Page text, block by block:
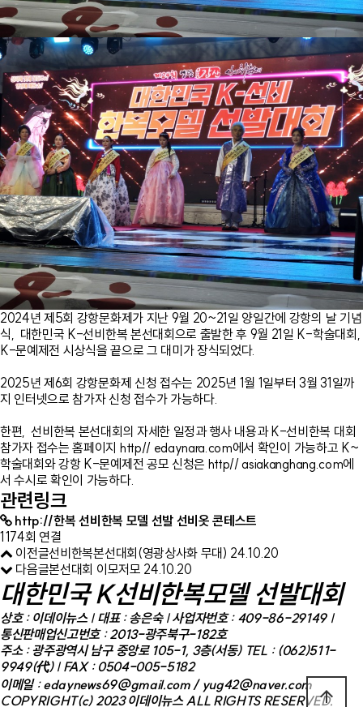
2024년 제5회 강항문화제가 지난 9월 20~21일 양일간에 강항의 날 기념
식, 대한민국 K-선비한복 본선대회으로 출발한 후 9월 21일 K-학술대회,
K-문예제전 시상식을 끝으로 그 대미가 장식되었다.
2025년 제6회 강항문화제 신청 접수는 2025년 1월 1일부터 3월 31일까
지 인터넷으로 참가자 신청 접수가 가능하다.
한편, 선비한복 본선대회의 자세한 일정과 행사 내용과 K-선비한복 대회
참가자 접수는 홈페이지 http// edaynara.com에서 확인이 가능하고 K~
학술대회와 강항 K-문예제전 공모 신청은 http// asiakanghang.com에
서 수시로 확인이 가능하다.
관련링크
http://한복 선비한복 모델 선발 선비옷 콘테스트
1174회 연결
이전글선비한복본선대회(영광상사화 무대) 24.10.20
다음글본선대회 이모저모 24.10.20
arrow_upward
대한민국 K선비한복모델 선발대회
상호 : 이데이뉴스 | 대표 : 송은숙 | 사업자번호 : 409-86-29149 |
통신판매업신고번호 : 2013-광주북구-182호
주소 : 광주광역시 남구 중앙로 105-1, 3층(서동) TEL : (062)511-
9949(代) | FAX : 0504-005-5182
이메일 : edaynews69@gmail.com / yug42@naver.com
COPYRIGHT(c) 2023이데이뉴스ALL RIGHTS RESERVED.